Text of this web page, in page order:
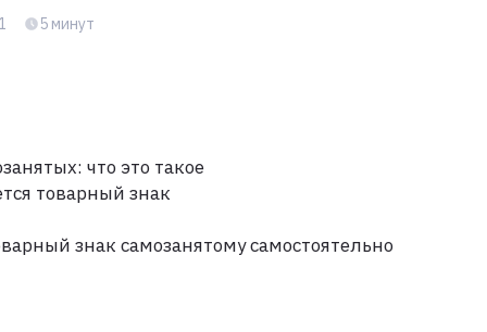
5 минут
что это такое
товарный знак
знак самозанятому самостоятельно